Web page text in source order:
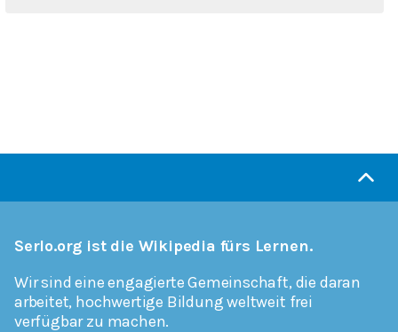
Serlo.org ist die Wikipedia fürs Lernen.
Wir sind eine engagierte Gemeinschaft, die daran
arbeitet, hochwertige Bildung weltweit frei
verfügbar zu machen.